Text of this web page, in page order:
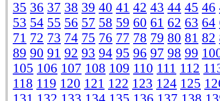
35 36 37 38 39 40 41 42 43 44 45 46
53 54 55 56 57 58 59 60 61 62 63 64
71 72 73 74 75 76 77 78 79 80 81 82
89 90 91 92 93 94 95 96 97 98 99
105 106 107 108 109 110 111 112
118 119 120 121 122 123 124 125